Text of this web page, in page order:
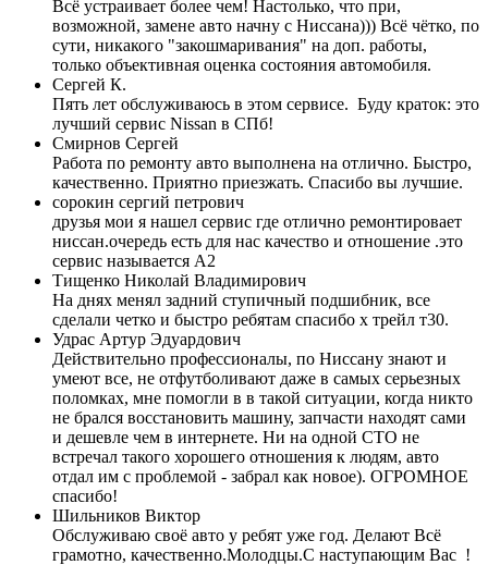
Всё устраивает более чем! Настолько, что при,
возможной, замене авто начну с Ниссана))) Всё чётко, по
сути, никакого "закошмаривания" на доп. работы,
только объективная оценка состояния автомобиля.
Сергей К.
Пять лет обслуживаюсь в этом сервисе. Буду краток: это
лучший сервис Nissan в СПб!
Смирнов Сергей
Работа по ремонту авто выполнена на отлично. Быстро,
качественно. Приятно приезжать. Спасибо вы лучшие.
сорокин сергий петрович
друзья мои я нашел сервис где отлично ремонтировает
ниссан.очередь есть для нас качество и отношение .это
сервис называется А2
Тищенко Николай Владимирович
На днях менял задний ступичный подшибник, все
сделали четко и быстро ребятам спасибо х трейл т30.
Удрас Артур Эдуардович
Действительно профессионалы, по Ниссану знают и
умеют все, не отфутболивают даже в самых серьезных
поломках, мне помогли в в такой ситуации, когда никто
не брался восстановить машину, запчасти находят сами
и дешевле чем в интернете. Ни на одной СТО не
встречал такого хорошего отношения к людям, авто
отдал им с проблемой - забрал как новое). ОГРОМНОЕ
спасибо!
Шильников Виктор
Обслуживаю своё авто у ребят уже год. Делают Всё
грамотно, качественно.Молодцы.С наступающим Вас !